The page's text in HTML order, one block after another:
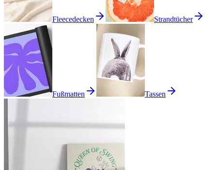
Fleecedecken Strandtücher
Fußmatten Tassen